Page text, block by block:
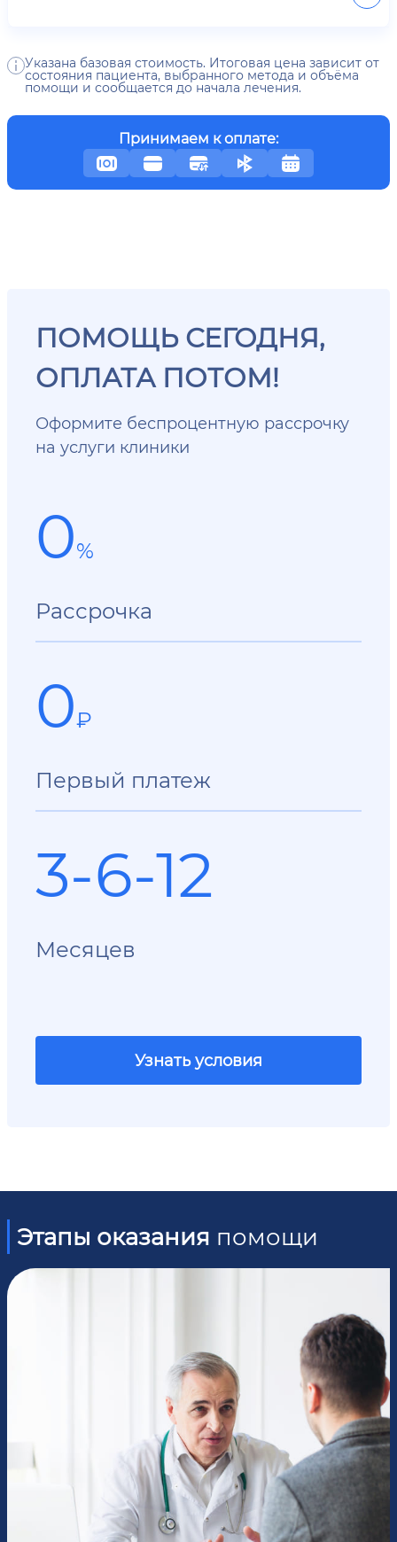
Указана базовая стоимость. Итоговая цена зависит от
состояния пациента, выбранного метода и объёма
помощи и сообщается до начала лечения.
Принимаем к оплате:
ПОМОЩЬ СЕГОДНЯ,
ОПЛАТА ПОТОМ!
Оформите беспроцентную рассрочку
на услуги клиники
0%
Рассрочка
0₽
Первый платеж
3-6-12
Месяцев
Узнать условия
Этапы оказания помощи